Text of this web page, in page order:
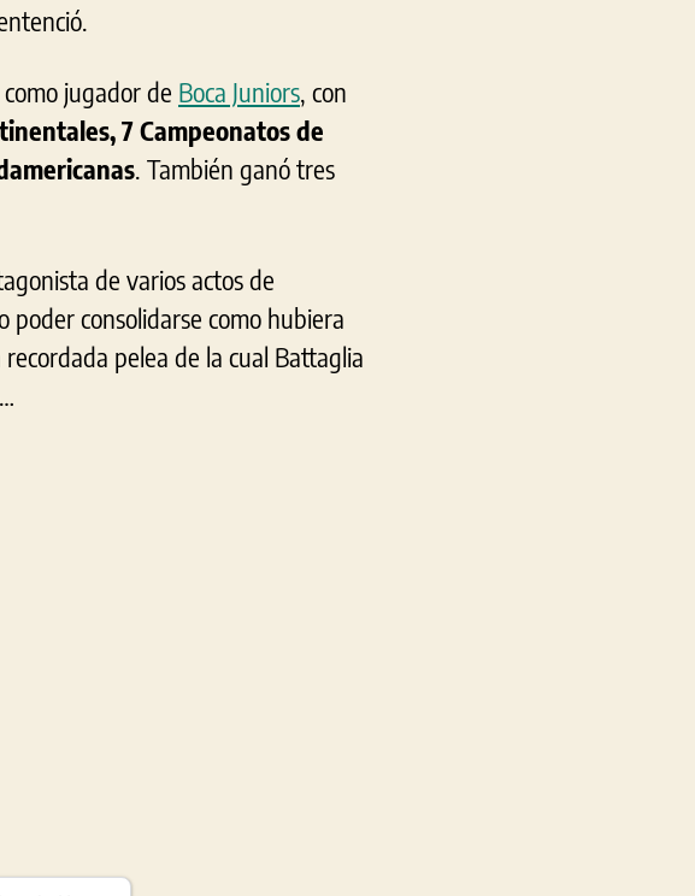
jugador de Boca Juniors, con
7 Campeonatos de
. También ganó tres
de varios actos de
poder consolidarse como hubiera
pelea de la cual Battaglia